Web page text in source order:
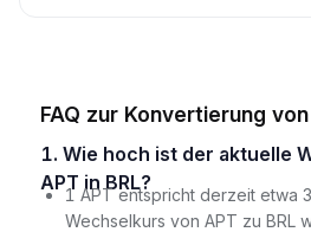
FAQ zur Konvertierung von
1. Wie hoch ist der aktuelle Wechselkurs von
APT in BRL?
1 APT entspricht derzeit etwa
Wechselkurs von APT zu BRL